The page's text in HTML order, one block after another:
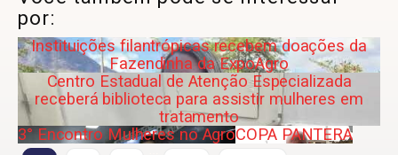
por:
Instituições filantrópicas recebem doações da
Fazendinha da ExpoAgro
Centro Estadual de Atenção Especializada
receberá biblioteca para assistir mulheres em
tratamento
3° Encontro Mulheres no AgroCOPA PANTERA